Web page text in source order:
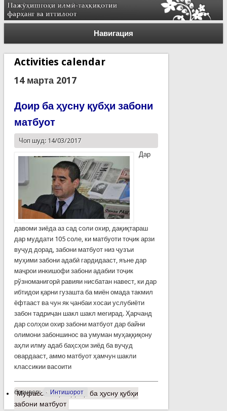
Навигация
Activities calendar
14 марта 2017
Доир ба ҳусну қубҳи забони
матбуот
Чоп шуд: 14/03/2017
Дар
давоми зиёда аз сад соли охир, дақиқтараш
дар муддати 105 соле, ки матбуоти тоҷик арзи
вуҷуд дорад, забони матбуот низ ҷузъи
муҳими забони адабӣ гардидааст, яъне дар
маҷрои инкишофи забони адабии тоҷик
рўзноманигорӣ равияи нисбатан навест, ки дар
ибтидои қарни гузашта ба миён омада такмил
ёфтааст ва чун як ҷанбаи хосаи услубиёти
забон тадриҷан шакл шакл мегирад. Ҳарчанд
дар солҳои охир забони матбуот дар байни
олимони забоншинос ва умуман муҳаққиқону
аҳли илму адаб баҳсҳои зиёд ба вуҷуд
овардааст, аммо матбуот ҳамчун шакли
классикии васоити
барчасп: Интишорот
Муфассалтаро Доир ба ҳусну қубҳи
забони матбуот